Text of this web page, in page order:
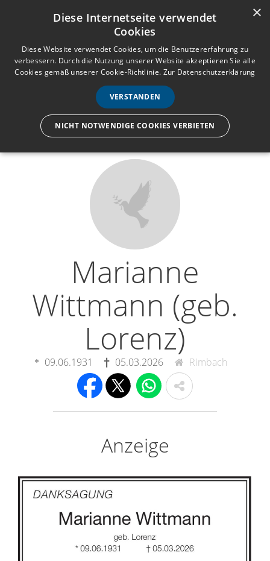
Anmelden Registrieren
e
n
ü
Wir lassen nur die Hand los,
Marianne
Wittmann (geb.
Lorenz)
09.06.1931 05.03.2026 Rimbach
Anzeige
×
Diese Internetseite verwendet
Cookies
Diese Website verwendet Cookies, um die Benutzererfahrung zu
verbessern. Durch die Nutzung unserer Website akzeptieren Sie alle
Cookies gemäß unserer Cookie-Richtlinie. Zur Datenschutzerklärung
VERSTANDEN
NICHT NOTWENDIGE COOKIES VERBIETEN